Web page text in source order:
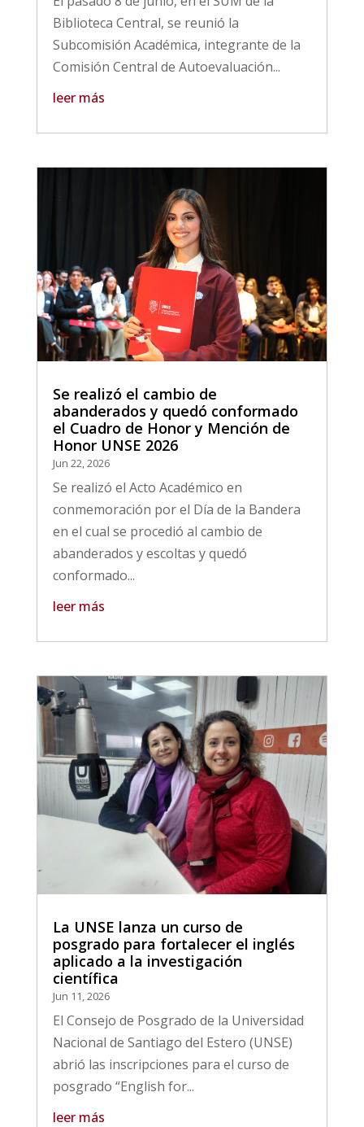
Biblioteca Central, se reunió la
Subcomisión Académica, integrante de la
Comisión Central de Autoevaluación...
leer más
Se realizó el cambio de
abanderados y quedó conformado
el Cuadro de Honor y Mención de
Honor UNSE 2026
Jun 22, 2026
Se realizó el Acto Académico en
conmemoración por el Día de la Bandera
en el cual se procedió al cambio de
abanderados y escoltas y quedó
conformado...
leer más
La UNSE lanza un curso de
posgrado para fortalecer el inglés
aplicado a la investigación
científica
Jun 11, 2026
El Consejo de Posgrado de la Universidad
Nacional de Santiago del Estero (UNSE)
abrió las inscripciones para el curso de
posgrado “English for...
leer más